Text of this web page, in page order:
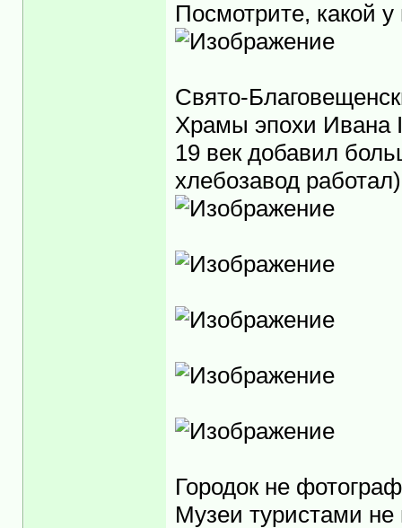
Посмотрите, какой
Свято-
Храмы эпохи Ивана
19 век добавил
хлебозавод работал)
Городок не
Музеи туристами не